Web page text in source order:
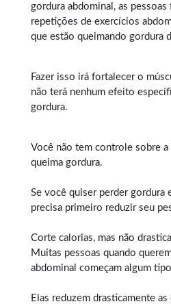
gordura abdominal, as
repetições de exercícios
que estão queimando gordura
Fazer isso irá fortalecer o
não terá nenhum efeito
gordura.
Você não tem controle sobre a
queima gordura.
Se você quiser perder gordura
precisa primeiro reduzir seu
Corte calorias, mas não
Muitas pessoas quando
abdominal começam algum
Elas reduzem drasticamente